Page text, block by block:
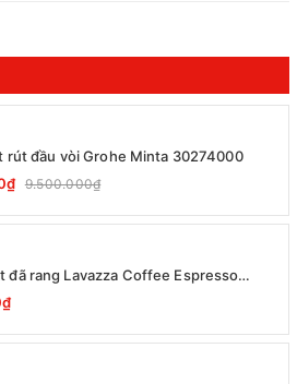
rút đầu vòi Grohe Minta 30274000
9.500.000₫
đã rang Lavazza Coffee Espresso
1000g Date 12-2027